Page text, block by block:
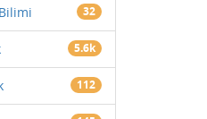
32
5.6k
112